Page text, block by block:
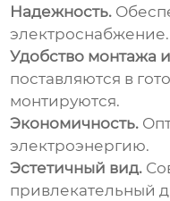
Надежность.
электроснабжение.
Удобство монтажа
поставляются в
монтируются.
Экономичность.
электроэнергию.
Эстетичный вид.
привлекательный